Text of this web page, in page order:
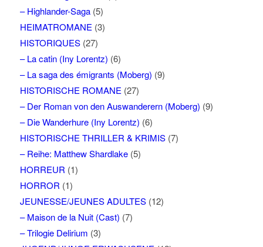
– Highlander-Saga(5)
HEIMATROMANE (3)
HISTORIQUES(27)
– La catin (Iny Lorentz) (6)
– La saga des émigrants (Moberg) (9)
HISTORISCHE ROMANE (27)
– Der Roman von den Auswanderern (Moberg) (9)
– Die Wanderhure (Iny Lorentz) (6)
HISTORISCHE THRILLER & KRIMIS(7)
– Reihe: Matthew Shardlake(5)
HORREUR (1)
HORROR (1)
JEUNESSE/JEUNES ADULTES(12)
– Maison de la Nuit (Cast) (7)
– Trilogie Delirium (3)